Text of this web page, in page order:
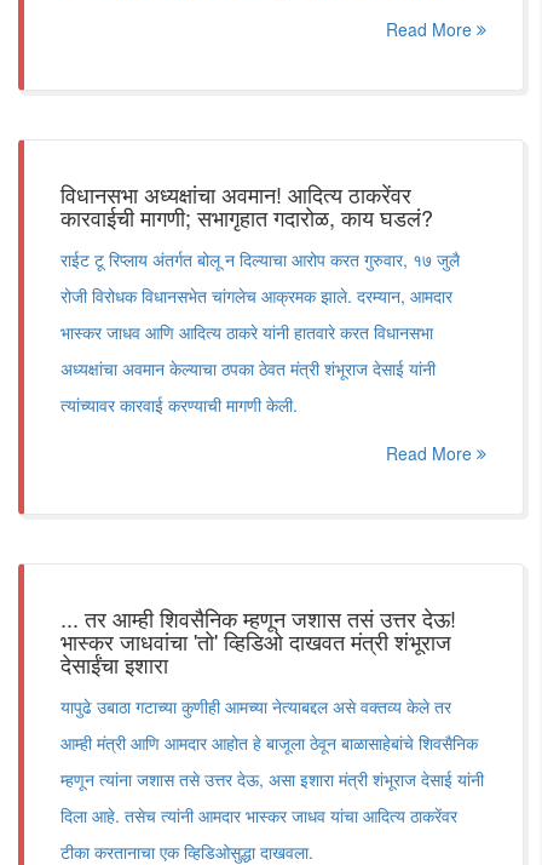
Read More
विधानसभा अध्यक्षांचा अवमान! आदित्य ठाकरेंवर
कारवाईची मागणी; सभागृहात गदारोळ, काय घडलं?
राईट टू रिप्लाय अंतर्गत बोलू न दिल्याचा आरोप करत गुरुवार, १७ जुलै
रोजी विरोधक विधानसभेत चांगलेच आक्रमक झाले. दरम्यान, आमदार
भास्कर जाधव आणि आदित्य ठाकरे यांनी हातवारे करत विधानसभा
अध्यक्षांचा अवमान केल्याचा ठपका ठेवत मंत्री शंभूराज देसाई यांनी
त्यांच्यावर कारवाई करण्याची मागणी केली.
Read More
... तर आम्ही शिवसैनिक म्हणून जशास तसं उत्तर देऊ!
भास्कर जाधवांचा 'तो' व्हिडिओ दाखवत मंत्री शंभूराज
देसाईंचा इशारा
यापुढे उबाठा गटाच्या कुणीही आमच्या नेत्याबद्दल असे वक्तव्य केले तर
आम्ही मंत्री आणि आमदार आहोत हे बाजूला ठेवून बाळासाहेबांचे शिवसैनिक
म्हणून त्यांना जशास तसे उत्तर देऊ, असा इशारा मंत्री शंभूराज देसाई यांनी
दिला आहे. तसेच त्यांनी आमदार भास्कर जाधव यांचा आदित्य ठाकरेंवर
टीका करतानाचा एक व्हिडिओसुद्धा दाखवला.